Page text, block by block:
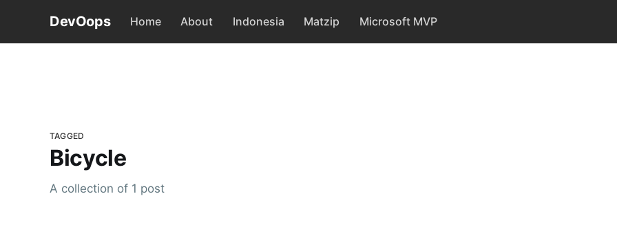
DevOops Home About Indonesia Matzip Microsoft MVP
TAGGED
Bicycle
A collection of 1 post